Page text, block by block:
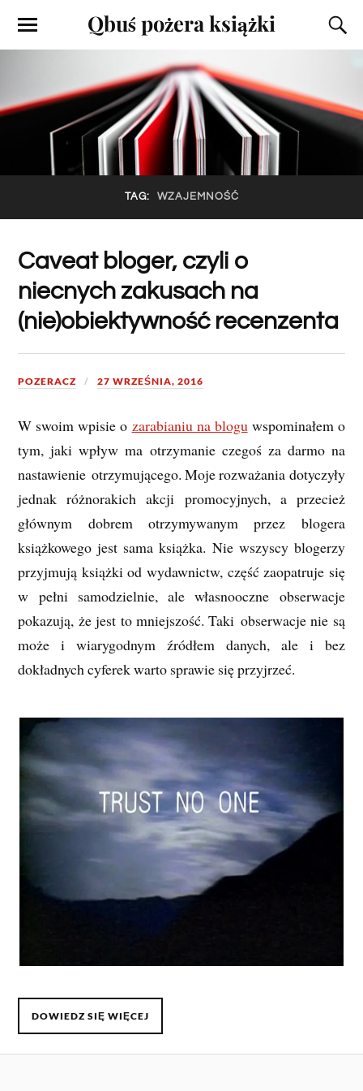
Qbuś pożera książki
TAG: WZAJEMNOŚĆ
Caveat bloger, czyli o
niecnych zakusach na
(nie)obiektywność recenzenta
POZERACZ 27 WRZEŚNIA, 2016
W swoim wpisie o zarabianiu na bloguwspominałem o
tym, jaki wpływ ma otrzymanie czegoś za darmo na
nastawienie otrzymującego. Moje rozważania dotyczyły
jednak różnorakich akcji promocyjnych, a przecież
głównym dobrem otrzymywanym przez blogera
książkowego jest sama książka. Nie wszyscy blogerzy
przyjmują książki od wydawnictw, część zaopatruje się
w pełni samodzielnie, ale własnooczne obserwacje
pokazują, że jest to mniejszość. Taki obserwacje nie są
może i wiarygodnym źródłem danych, ale i bez
dokładnych cyferek warto sprawie się przyjrzeć.
DOWIEDZ SIĘ WIĘCEJ